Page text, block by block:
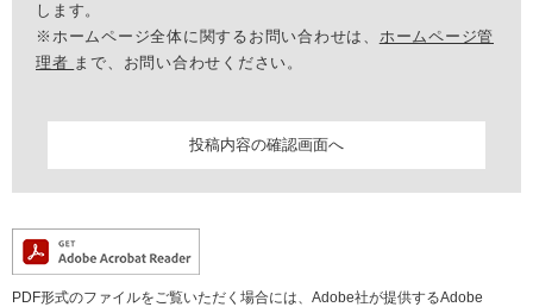
します。
※ホームページ全体に関するお問い合わせは、 ホームページ管
理者 まで、お問い合わせください。
PDF形式のファイルをご覧いただく場合には、Adobe社が提供するAdobe